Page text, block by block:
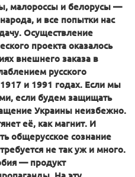
малороссы и белорусы —
и все попытки нас
Осуществление
проекта оказалось
внешнего заказа в
русского
и 1991 годах. Если мы
если будем защищать
Украины неизбежно.
её, как магнит. И
общерусское сознание
не так уж и много.
— продукт